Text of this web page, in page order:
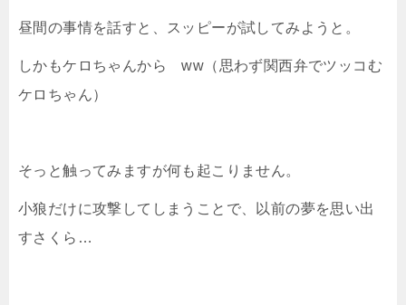
昼間の事情を話すと、スッピーが試してみようと。
しかもケロちゃんから ww（思わず関西弁でツッコむ
ケロちゃん）
そっと触ってみますが何も起こりません。
小狼だけに攻撃してしまうことで、以前の夢を思い出
すさくら…